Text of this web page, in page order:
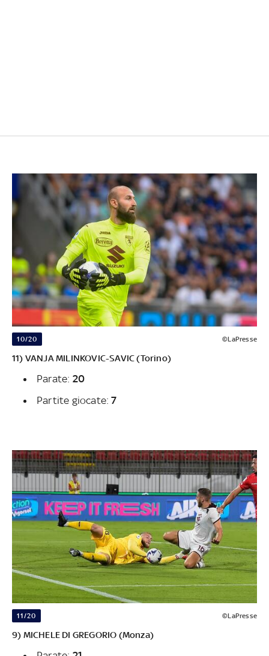
10/20 ©LaPresse
11) VANJA MILINKOVIC-SAVIC (Torino)
Parate: 20
Partite giocate:7
11/20 ©LaPresse
9) MICHELE DI GREGORIO (Monza)